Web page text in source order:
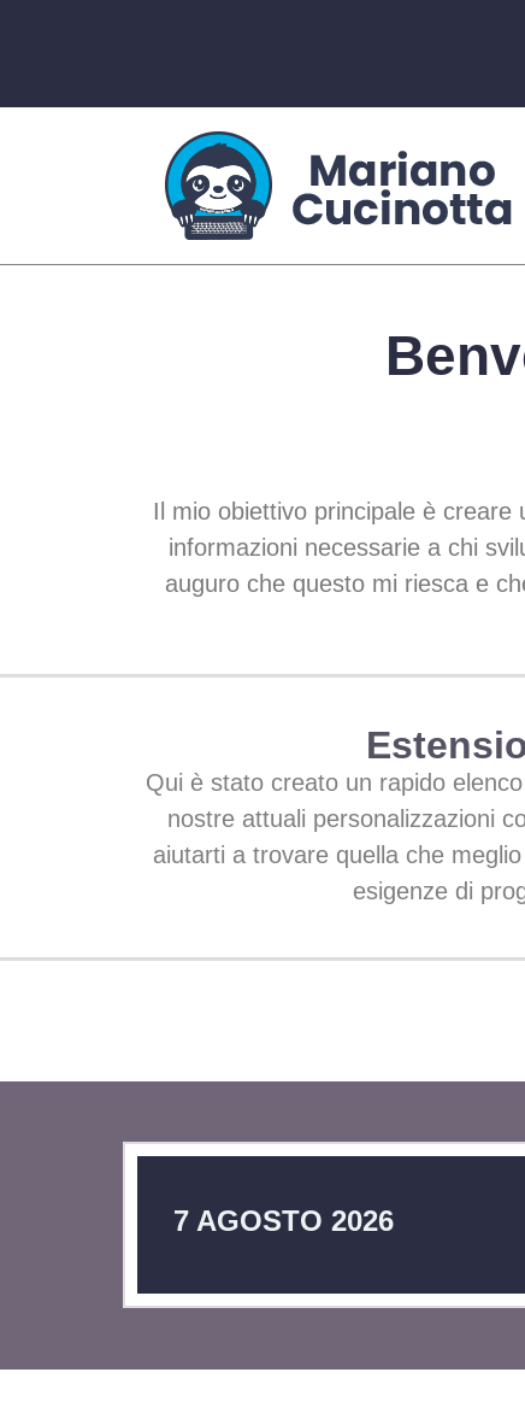
Il mio obiettivo principale è
informazioni necessarie a chi
auguro che questo mi riesca e
Qui è stato creato un rapido
nostre attuali personalizzazioni
aiutarti a trovare quella che
esigenze di
7 AGOSTO 2026